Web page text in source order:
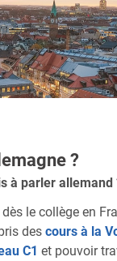
?
à parler allemand
le collège en
des cours à la
C1 et pouvoir